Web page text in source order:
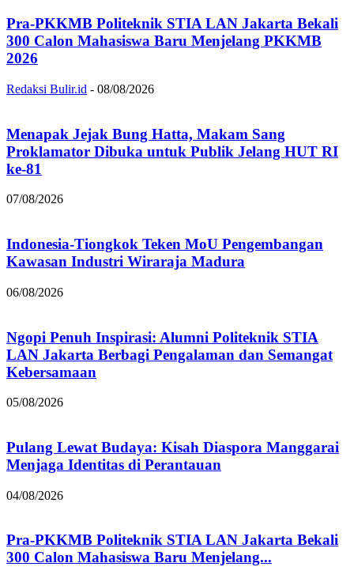
Pra-PKKMB Politeknik STIA LAN Jakarta Bekali
300 Calon Mahasiswa Baru Menjelang PKKMB
2026
Redaksi Bulir.id - 08/08/2026
Menapak Jejak Bung Hatta, Makam Sang
Proklamator Dibuka untuk Publik Jelang HUT RI
ke-81
07/08/2026
Indonesia-Tiongkok Teken MoU Pengembangan
Kawasan Industri Wiraraja Madura
06/08/2026
Ngopi Penuh Inspirasi: Alumni Politeknik STIA
LAN Jakarta Berbagi Pengalaman dan Semangat
Kebersamaan
05/08/2026
Pulang Lewat Budaya: Kisah Diaspora Manggarai
Menjaga Identitas di Perantauan
04/08/2026
Pra-PKKMB Politeknik STIA LAN Jakarta Bekali
300 Calon Mahasiswa Baru Menjelang...